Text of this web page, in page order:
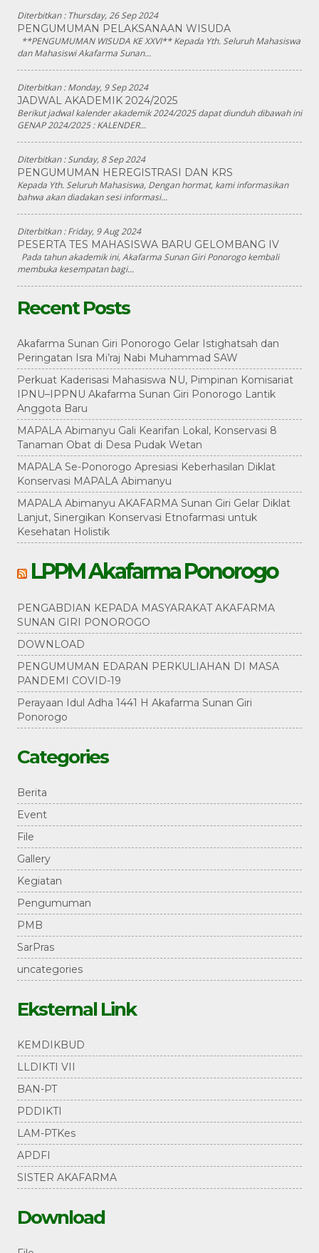
Diterbitkan : Thursday, 26 Sep 2024
PENGUMUMAN PELAKSANAAN WISUDA
**PENGUMUMAN WISUDA KE XXVI** Kepada Yth. Seluruh Mahasiswa
dan Mahasiswi Akafarma Sunan...
Diterbitkan :Monday, 9 Sep 2024
JADWAL AKADEMIK 2024/2025
Berikut jadwal kalender akademik 2024/2025 dapat diunduh dibawah ini
GENAP 2024/2025 : KALENDER...
Diterbitkan :Sunday, 8 Sep 2024
PENGUMUMAN HEREGISTRASI DAN KRS
Kepada Yth. Seluruh Mahasiswa, Dengan hormat, kami informasikan
bahwa akan diadakan sesi informasi...
Diterbitkan :Friday, 9 Aug 2024
PESERTA TES MAHASISWA BARU GELOMBANG IV
Pada tahun akademik ini, Akafarma Sunan Giri Ponorogo kembali
membuka kesempatan bagi...
Recent Posts
Akafarma Sunan Giri Ponorogo Gelar Istighatsah dan
Peringatan Isra Mi’raj Nabi Muhammad SAW
Perkuat Kaderisasi Mahasiswa NU, Pimpinan Komisariat
IPNU–IPPNU Akafarma Sunan Giri Ponorogo Lantik
Anggota Baru
MAPALA Abimanyu Gali Kearifan Lokal, Konservasi 8
Tanaman Obat di Desa Pudak Wetan
MAPALA Se-Ponorogo Apresiasi Keberhasilan Diklat
Konservasi MAPALA Abimanyu
MAPALA Abimanyu AKAFARMA Sunan Giri Gelar Diklat
Lanjut, Sinergikan Konservasi Etnofarmasi untuk
Kesehatan Holistik
LPPM Akafarma Ponorogo
PENGABDIAN KEPADA MASYARAKAT AKAFARMA
SUNAN GIRI PONOROGO
DOWNLOAD
PENGUMUMAN EDARAN PERKULIAHAN DI MASA
PANDEMI COVID-19
Perayaan Idul Adha 1441 H Akafarma Sunan Giri
Ponorogo
Categories
Berita
Event
File
Gallery
Kegiatan
Pengumuman
PMB
SarPras
uncategories
Eksternal Link
KEMDIKBUD
LLDIKTI VII
BAN-PT
PDDIKTI
LAM-PTKes
APDFI
SISTER AKAFARMA
Download